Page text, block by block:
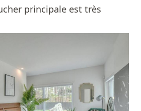
principale est très